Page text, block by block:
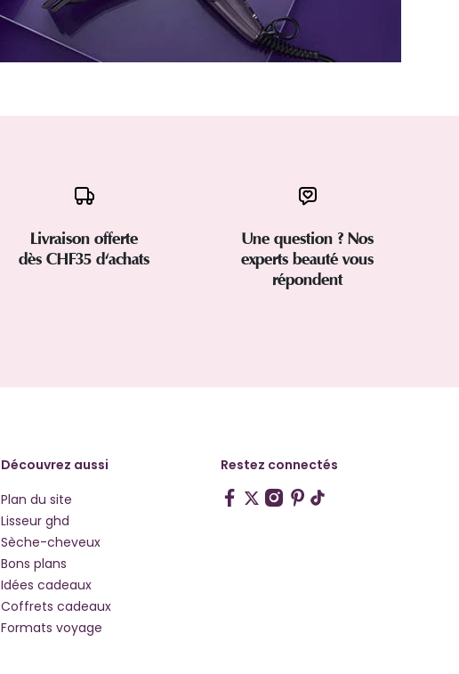
Livraison offerte
dès CHF35 d'achats
Une question ? Nos
experts beauté vous
répondent
Découvrez aussi
Plan du site
Lisseur ghd
Sèche-cheveux
Bons plans
Idées cadeaux
Coffrets cadeaux
Formats voyage
Restez connectés